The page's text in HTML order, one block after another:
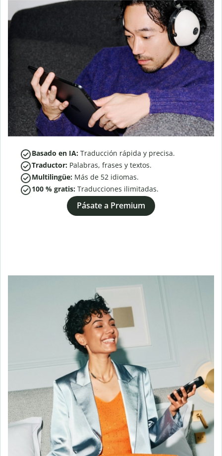
Basado en IA: Traducción rápida y precisa.
Traductor: Palabras, frases y textos.
Multilingüe: Más de 52 idiomas.
100 % gratis: Traducciones ilimitadas.
Pásate a Premium